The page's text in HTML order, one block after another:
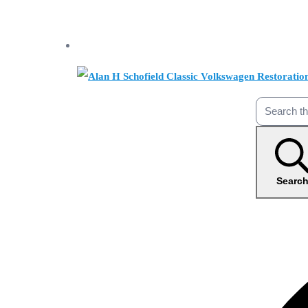
Search